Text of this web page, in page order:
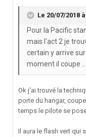
Le 20/07/2018
Pour la Pacific
mais l'act 2 je
certain y arrive
moment il coupe ..
Ok j'ai trouvé la
porte du hangar,
temps le pilote se
Il aura le flash vert qui